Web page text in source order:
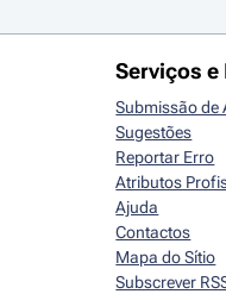
Serviços e
Submissão de
Sugestões
Reportar Erro
Atributos
Ajuda
Contactos
Mapa do Sítio
Subscrever